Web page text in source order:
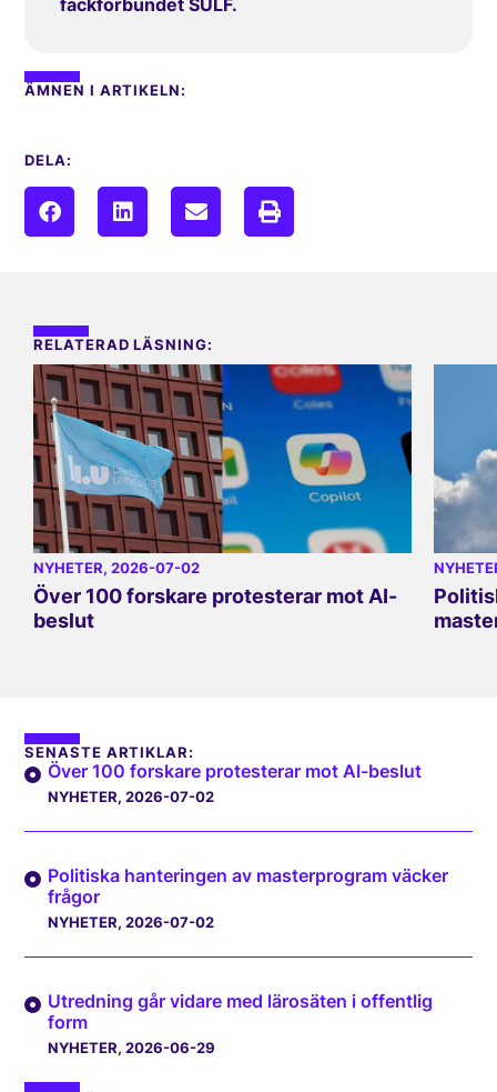
fackförbundet SULF.
ÄMNEN I ARTIKELN:
DELA:
RELATERAD LÄSNING:
NYHETER, 2026-07-02
Över 100 forskare protesterar mot AI-
beslut
SENASTE ARTIKLAR:
Över 100 forskare protesterar mot AI-beslut
NYHETER, 2026-07-02
Politiska hanteringen av masterprogram väcker
frågor
NYHETER, 2026-07-02
Utredning går vidare med lärosäten i offentlig
form
NYHETER, 2026-06-29